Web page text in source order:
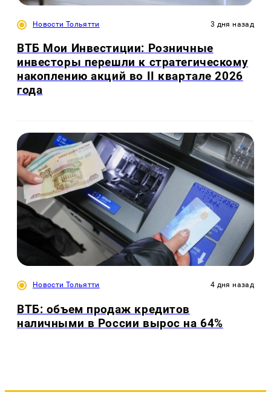
Новости Тольятти 3 дня назад
ВТБ Мои Инвестиции: Розничные
инвесторы перешли к стратегическому
накоплению акций во II квартале 2026
года
Новости Тольятти 4 дня назад
ВТБ: объем продаж кредитов
наличными в России вырос на 64%